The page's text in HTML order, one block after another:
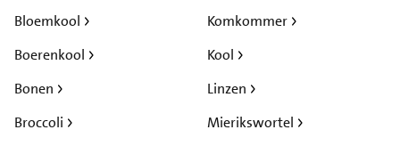
Bloemkool
Boerenkool
Bonen
Broccoli
Komkommer
Kool
Linzen
Mierikswortel